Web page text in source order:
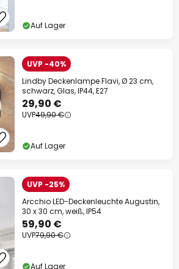
Auf Lager
UVP -40%
Lindby Deckenlampe Flavi, Ø 23 cm,
schwarz, Glas, IP44, E27
29,90 €
UVP49,90 €
Auf Lager
UVP -25%
Arcchio LED-Deckenleuchte Augustin,
30 x 30 cm, weiß, IP54
59,90 €
UVP79,90 €
Auf Lager